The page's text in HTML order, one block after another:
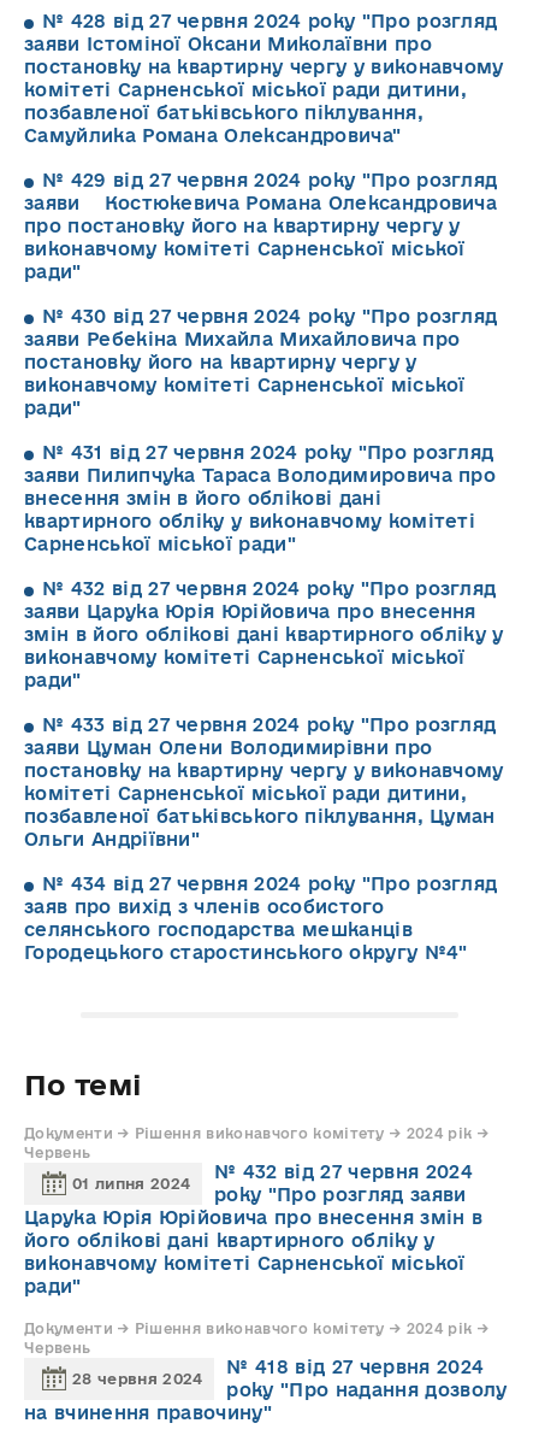
№ 428 від 27 червня 2024 року "Про розгляд
заяви Істоміної Оксани Миколаївни про
постановку на квартирну чергу у виконавчому
комітеті Сарненської міської ради дитини,
позбавленої батьківського піклування,
Самуйлика Романа Олександровича"
№ 429 від 27 червня 2024 року "Про розгляд
заяви Костюкевича Романа Олександровича
про постановку його на квартирну чергу у
виконавчому комітеті Сарненської міської
ради"
№ 430 від 27 червня 2024 року "Про розгляд
заяви Ребекіна Михайла Михайловича про
постановку його на квартирну чергу у
виконавчому комітеті Сарненської міської
ради"
№ 431 від 27 червня 2024 року "Про розгляд
заяви Пилипчука Тараса Володимировича про
внесення змін в його облікові дані
квартирного обліку у виконавчому комітеті
Сарненської міської ради"
№ 432 від 27 червня 2024 року "Про розгляд
заяви Царука Юрія Юрійовича про внесення
змін в його облікові дані квартирного обліку у
виконавчому комітеті Сарненської міської
ради"
№ 433 від 27 червня 2024 року "Про розгляд
заяви Цуман Олени Володимирівни про
постановку на квартирну чергу у виконавчому
комітеті Сарненської міської ради дитини,
позбавленої батьківського піклування, Цуман
Ольги Андріївни"
№ 434 від 27 червня 2024 року "Про розгляд
заяв про вихід з членів особистого
селянського господарства мешканців
Городецького старостинського округу №4"
По темі
Документи → Рішення виконавчого комітету → 2024 рік →
Червень
01 липня 2024
№ 432 від 27 червня 2024
року "Про розгляд заяви
Царука Юрія Юрійовича про внесення змін в
його облікові дані квартирного обліку у
виконавчому комітеті Сарненської міської
ради"
Документи → Рішення виконавчого комітету → 2024 рік →
Червень
28 червня 2024
№ 418 від 27 червня 2024
року "Про надання дозволу
на вчинення правочину"